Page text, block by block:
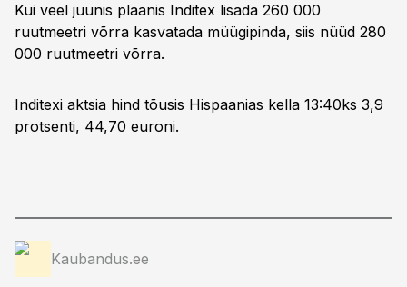
Kui veel juunis plaanis Inditex lisada 260 000
ruutmeetri võrra kasvatada müügipinda, siis nüüd 280
000 ruutmeetri võrra.
Inditexi aktsia hind tõusis Hispaanias kella 13:40ks 3,9
protsenti, 44,70 euroni.
Kaubandus.ee